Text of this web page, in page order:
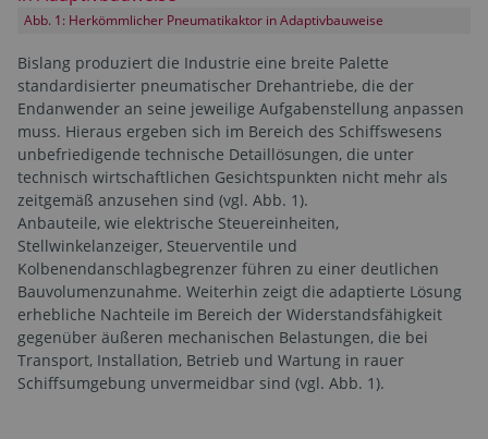
Abb. 1: Herkömmlicher Pneumatikaktor in Adaptivbauweise
Bislang produziert die Industrie eine breite Palette
standardisierter pneumatischer Drehantriebe, die der
Endanwender an seine jeweilige Aufgabenstellung anpassen
muss. Hieraus ergeben sich im Bereich des Schiffswesens
unbefriedigende technische Detaillösungen, die unter
technisch wirtschaftlichen Gesichtspunkten nicht mehr als
zeitgemäß anzusehen sind (vgl. Abb. 1).
Anbauteile, wie elektrische Steuereinheiten,
Stellwinkelanzeiger, Steuerventile und
Kolbenendanschlagbegrenzer führen zu einer deutlichen
Bauvolumenzunahme. Weiterhin zeigt die adaptierte Lösung
erhebliche Nachteile im Bereich der Widerstandsfähigkeit
gegenüber äußeren mechanischen Belastungen, die bei
Transport, Installation, Betrieb und Wartung in rauer
Schiffsumgebung unvermeidbar sind (vgl. Abb. 1).